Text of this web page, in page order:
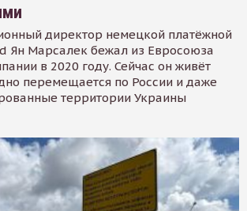
директор немецкой платёжной
Ян Марсалек бежал из Евросоюза
в 2020 году. Сейчас он живёт
перемещается по России и даже
территории Украины